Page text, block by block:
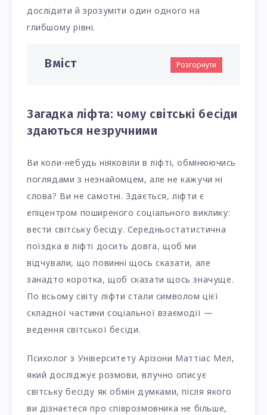
дослідити й зрозуміти один одного на
глибшому рівні.
Вміст Розгорнути
Загадка ліфта: чому світські бесіди
здаються незручними
Ви коли-небудь ніяковіли в ліфті, обмінюючись
поглядами з незнайомцем, але не кажучи ні
слова? Ви не самотні. Здається, ліфти є
епіцентром поширеного соціального виклику:
вести світську бесіду. Середньостатистична
поїздка в ліфті досить довга, щоб ми
відчували, що повинні щось сказати, але
занадто коротка, щоб сказати щось значуще.
По всьому світу ліфти стали символом цієї
складної частини соціальної взаємодії —
ведення світської бесіди.
Психолог з Університету Арізони Маттіас Мел,
який досліджує розмови, влучно описує
світську бесіду як обмін думками, після якого
ви дізнаєтеся про співрозмовника не більше,